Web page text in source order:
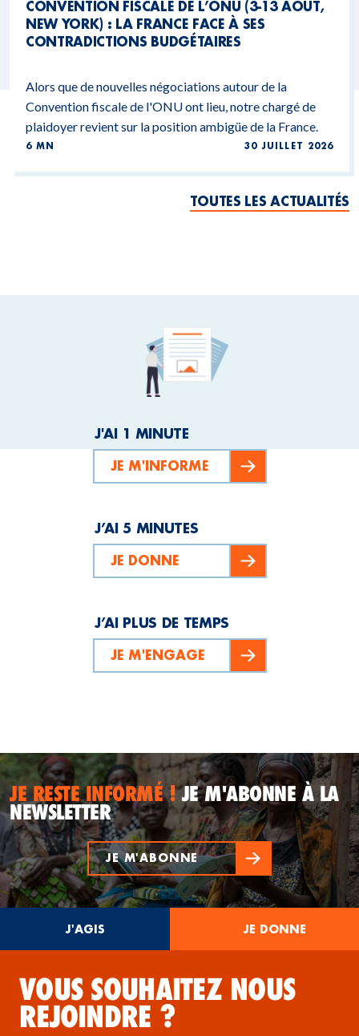
CONVENTION FISCALE DE L’ONU (3-13 AOÛT,
NEW YORK) : LA FRANCE FACE À SES
CONTRADICTIONS BUDGÉTAIRES
Alors que de nouvelles négociations autour de la
Convention fiscale de l'ONU ont lieu, notre chargé de
plaidoyer revient sur la position ambigüe de la France.
6 MN 30 JUILLET 2026
TOUTES LES ACTUALITÉS
J'AI 1 MINUTE
JE M'INFORME
J’AI 5 MINUTES
JE DONNE
J’AI PLUS DE TEMPS
JE M'ENGAGE
JE RESTE INFORMÉ !JE M'ABONNE À LA
NEWSLETTER
JE M'ABONNE
J'AGIS JE DONNE
VOUS SOUHAITEZ NOUS
REJOINDRE ?